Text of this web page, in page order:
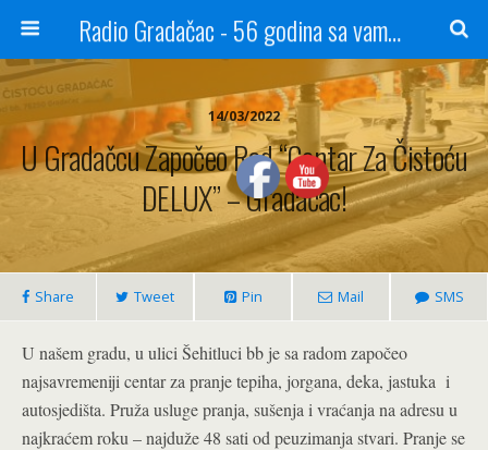
Radio Gradačac - 56 godina sa vama...
14/03/2022
U Gradačcu Započeo Rad “Centar Za Čistoću
DELUX” – Gradačac!
Share Tweet Pin Mail SMS
U našem gradu, u ulici Šehitluci bb je sa radom započeo
najsavremeniji centar za pranje tepiha, jorgana, deka, jastuka i
autosjedišta. Pruža usluge pranja, sušenja i vraćanja na adresu u
najkraćem roku – najduže 48 sati od peuzimanja stvari. Pranje se